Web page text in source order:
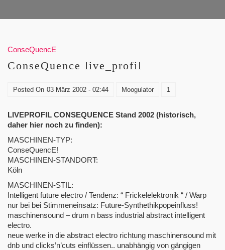
ConseQuencE
ConseQuence live_profil
Posted On 03 März 2002 - 02:44 Moogulator 1
LIVEPROFIL CONSEQUENCE Stand 2002 (historisch,
daher hier noch zu finden):
MASCHINEN-TYP:
ConseQuencE!
MASCHINEN-STANDORT:
Köln
MASCHINEN-STIL:
Intelligent future electro / Tendenz: “ Frickelelektronik “ / Warp
nur bei bei Stimmeneinsatz: Future-Synthethikpopeinfluss!
maschinensound – drum n bass industrial abstract intelligent
electro.
neue werke in die abstract electro richtung maschinensound mit
dnb und clicks’n’cuts einflüssen.. unabhängig von gängigen